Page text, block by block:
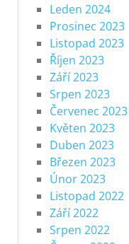
Leden 2024
Prosinec 2023
Listopad 2023
Říjen 2023
Září 2023
Srpen 2023
Červenec 2023
Květen 2023
Duben 2023
Březen 2023
Únor 2023
Listopad 2022
Září 2022
Srpen 2022